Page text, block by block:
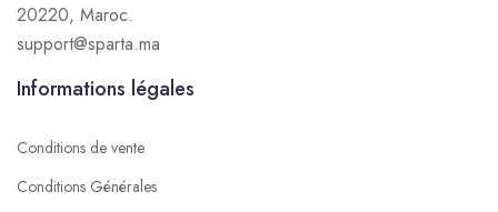
20220, Maroc.
support@sparta.ma
Informations légales
Conditions de vente
Conditions Générales